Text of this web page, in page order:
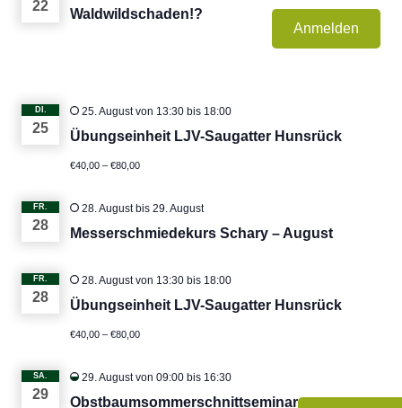
22
Waldwildschaden!?
Anmelden
DI.
25
25. August von 13:30 bis 18:00
Übungseinheit LJV-Saugatter Hunsrück
€40,00 – €80,00
FR.
28
28. Augustbis 29. August
Messerschmiedekurs Schary – August
FR.
28
28. August von 13:30 bis 18:00
Übungseinheit LJV-Saugatter Hunsrück
€40,00 – €80,00
SA.
29
29. August von 09:00 bis 16:30
Obstbaumsommerschnittseminar